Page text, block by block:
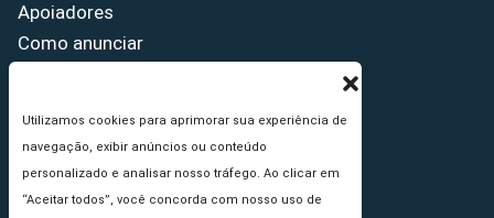
Utilizamos cookies para aprimorar sua experiência de
navegação, exibir anúncios ou conteúdo
personalizado e analisar nosso tráfego. Ao clicar em
“Aceitar todos”, você concorda com nosso uso de
Apoiadores
Como anunciar
Princípios Editoriais